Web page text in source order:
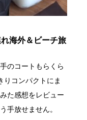
海外＆ビーチ旅
のコートもらくら
りコンパクトにま
た感想をレビュー
手放せません。